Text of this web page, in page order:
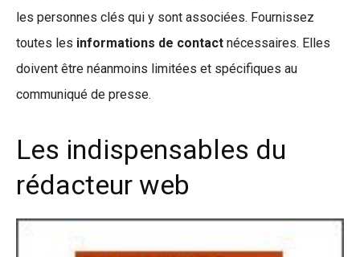
les personnes clés qui y sont associées. Fournissez
toutes les informations de contact nécessaires. Elles
doivent être néanmoins limitées et spécifiques au
communiqué de presse.
Les indispensables du
rédacteur web